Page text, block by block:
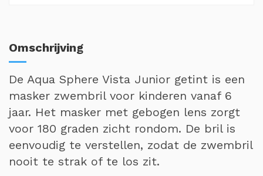
Omschrijving
De Aqua Sphere Vista Junior getint is een
masker zwembril voor kinderen vanaf 6
jaar. Het masker met gebogen lens zorgt
voor 180 graden zicht rondom. De bril is
eenvoudig te verstellen, zodat de zwembril
nooit te strak of te los zit.